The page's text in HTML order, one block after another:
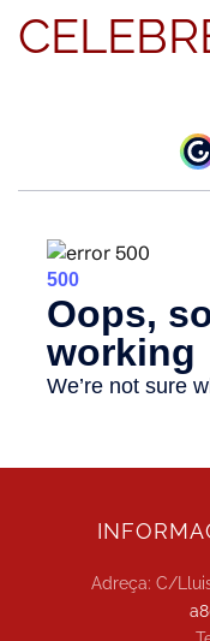
Adreça: C/